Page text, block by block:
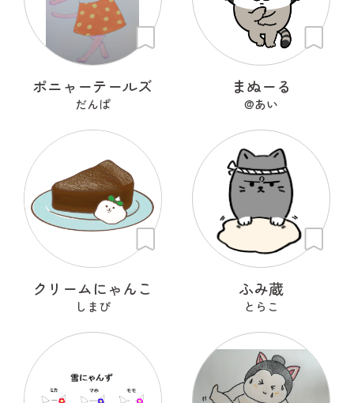
ポニャーテールズ
だんぱ
まぬーる
@あい
クリームにゃんこ
しまぴ
ふみ蔵
とらこ